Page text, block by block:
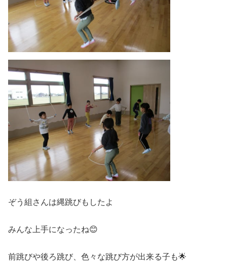
ぞう組さんは縄跳びもしたよ
みんな上手になったね😊
前跳びや後ろ跳び、色々な跳び方が出来る子も🌟